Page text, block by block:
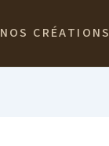
NOS CRÉATIONS